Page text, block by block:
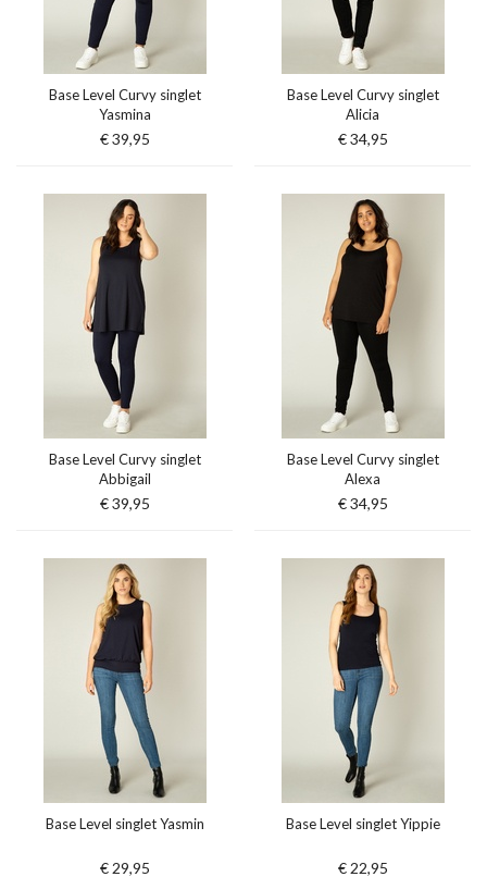
Base Level Curvy singlet
Yasmina
€ 39,95
Base Level Curvy singlet
Alicia
€ 34,95
Base Level Curvy singlet
Abbigail
€ 39,95
Base Level Curvy singlet
Alexa
€ 34,95
Base Level singlet Yasmin
€ 29,95
Base Level singlet Yippie
€ 22,95